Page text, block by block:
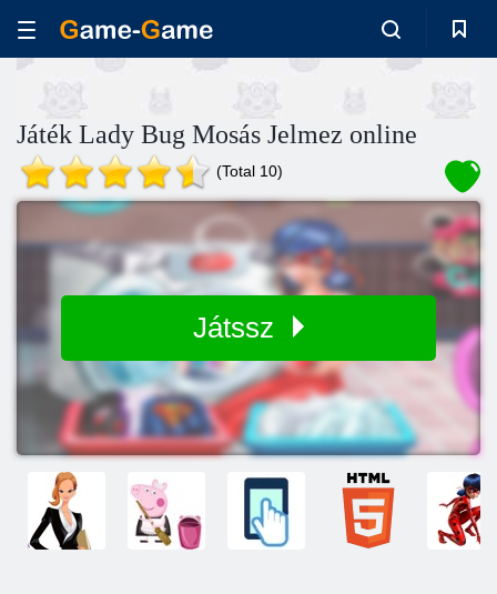
Játék Lady Bug Mosás Jelmez online
(Total 10)
Játssz